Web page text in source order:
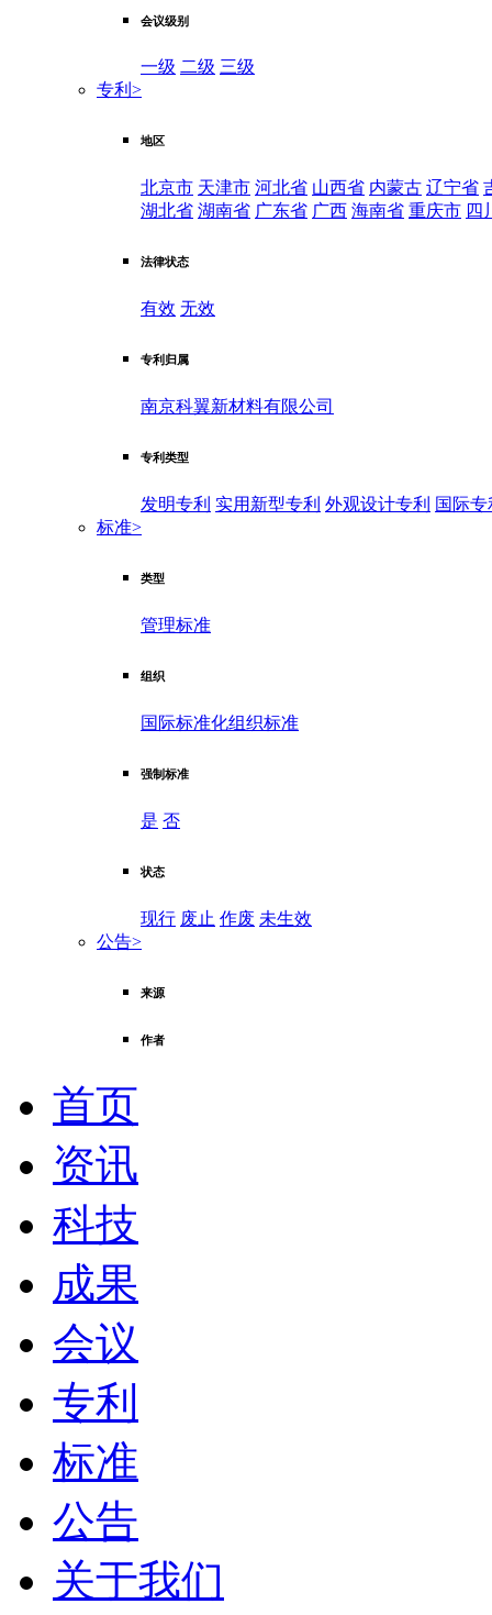
会议级别
一级 二级 三级
专利 >
地区
北京市 天津市 河北省 山西省 内蒙古 辽宁省
湖北省 湖南省 广东省 广西 海南省 重庆市 四
法律状态
有效 无效
专利归属
南京科翼新材料有限公司
专利类型
发明专利 实用新型专利 外观设计专利 国际专
标准>
类型
管理标准
组织
国际标准化组织标准
强制标准
是 否
状态
现行 废止 作废 未生效
公告>
来源
作者
首页
资讯
科技
成果
会议
专利
标准
公告
关于我们